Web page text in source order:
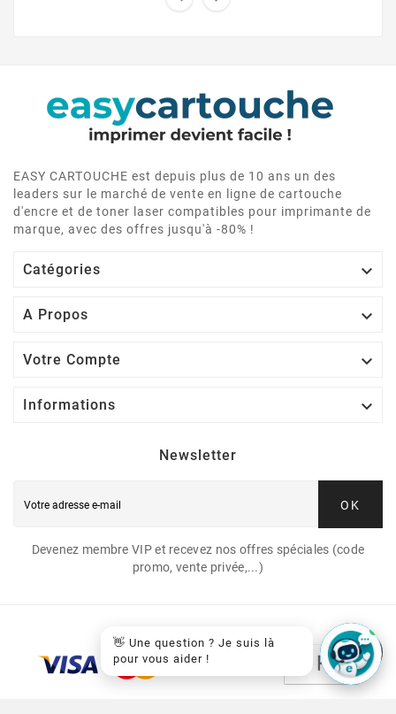
EASY CARTOUCHE est depuis plus de 10 ans un des
leaders sur le marché de vente en ligne de cartouche
d'encre et de toner laser compatibles pour imprimante de
marque, avec des offres jusqu'à -80% !
Catégories 
A Propos 
Votre Compte 
Informations 
Newsletter
OK
Devenez membre VIP et recevez nos offres spéciales (code
promo, vente privée,...)
👋 Une question ? Je suis là
pour vous aider !